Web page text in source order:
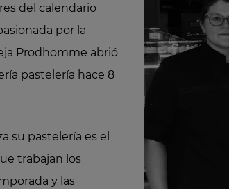
del calendario
por la
Prodhomme abrió
pastelería hace 8
su pastelería es el
trabajan los
y las